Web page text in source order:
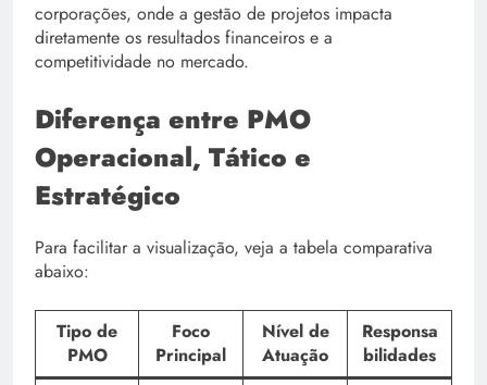
corporações, onde a gestão de projetos impacta
diretamente os resultados financeiros e a
competitividade no mercado.
Diferença entre PMO
Operacional, Tático e
Estratégico
Para facilitar a visualização, veja a tabela comparativa
abaixo:
Tipo de
PMO
Foco
Principal
Nível de
Atuação
Responsa
bilidades